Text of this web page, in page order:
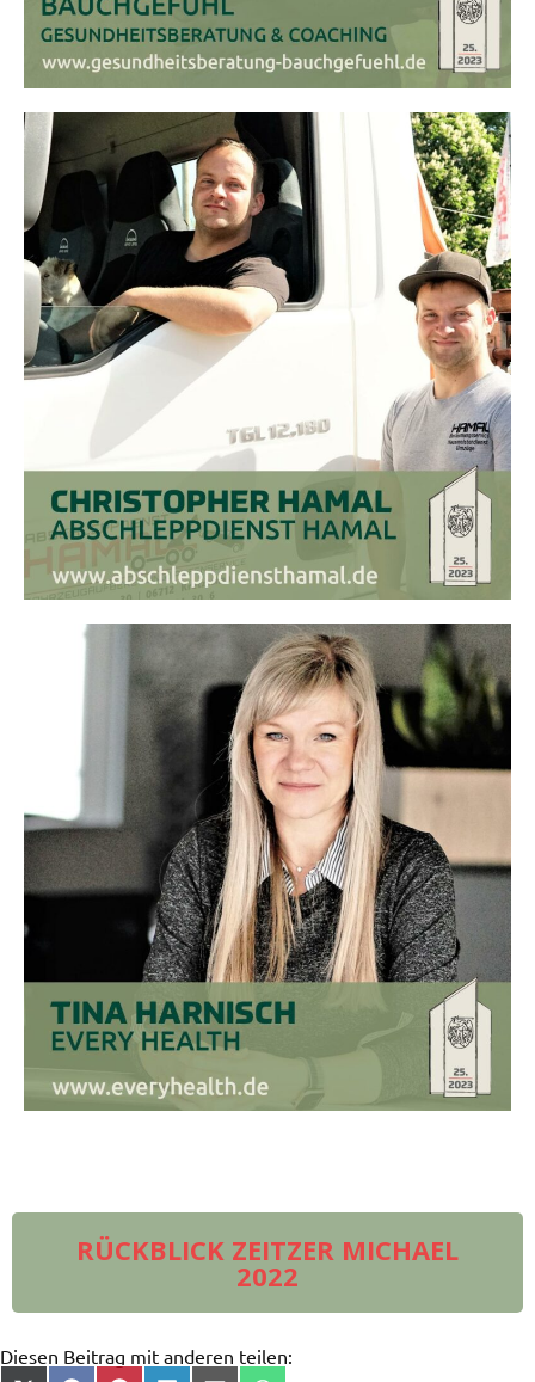
RÜCKBLICK ZEITZER MICHAEL
2022
Diesen Beitrag mit anderen teilen: